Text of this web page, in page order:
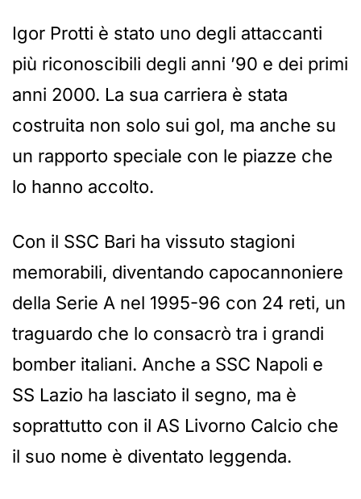
Igor Protti è stato uno degli attaccanti
più riconoscibili degli anni ’90 e dei primi
anni 2000. La sua carriera è stata
costruita non solo sui gol, ma anche su
un rapporto speciale con le piazze che
lo hanno accolto.
Con il SSC Bari ha vissuto stagioni
memorabili, diventando capocannoniere
della Serie A nel 1995-96 con 24 reti, un
traguardo che lo consacrò tra i grandi
bomber italiani. Anche a SSC Napoli e
SS Lazio ha lasciato il segno, ma è
soprattutto con il AS Livorno Calcio che
il suo nome è diventato leggenda.